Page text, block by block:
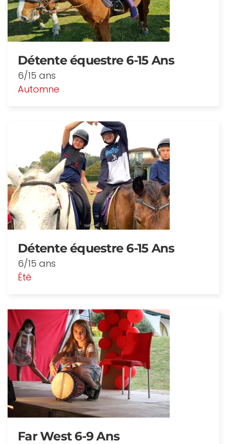
Détente équestre 6-15 Ans
6/15 ans
Automne
Détente équestre 6-15 Ans
6/15 ans
Été
Far West 6-9 Ans